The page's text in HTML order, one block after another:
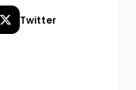
Twitter